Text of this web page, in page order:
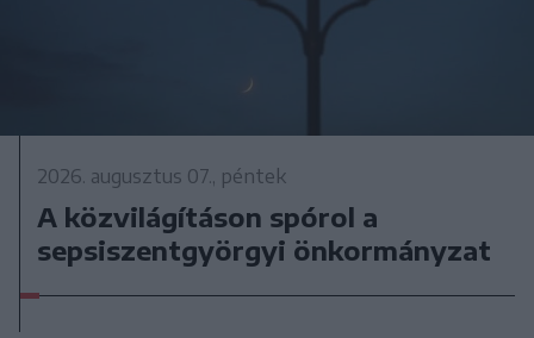
2026. augusztus 07., péntek
A közvilágításon spórol a
sepsiszentgyörgyi önkormányzat